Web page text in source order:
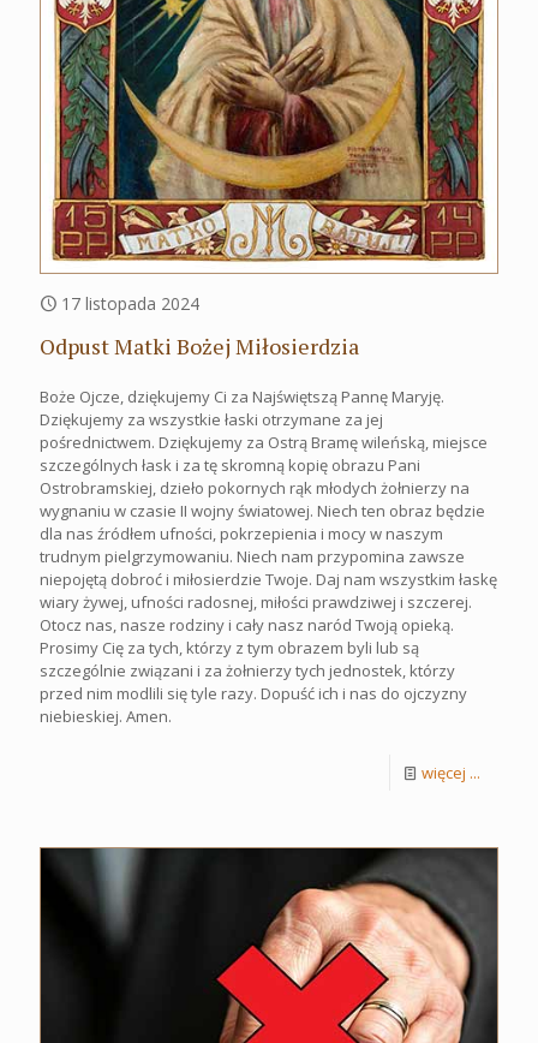
17 listopada 2024
Odpust Matki Bożej Miłosierdzia
Boże Ojcze, dziękujemy Ci za Najświętszą Pannę Maryję.
Dziękujemy za wszystkie łaski otrzymane za jej
pośrednictwem. Dziękujemy za Ostrą Bramę wileńską, miejsce
szczególnych łask i za tę skromną kopię obrazu Pani
Ostrobramskiej, dzieło pokornych rąk młodych żołnierzy na
wygnaniu w czasie II wojny światowej. Niech ten obraz będzie
dla nas źródłem ufności, pokrzepienia i mocy w naszym
trudnym pielgrzymowaniu. Niech nam przypomina zawsze
niepojętą dobroć i miłosierdzie Twoje. Daj nam wszystkim łaskę
wiary żywej, ufności radosnej, miłości prawdziwej i szczerej.
Otocz nas, nasze rodziny i cały nasz naród Twoją opieką.
Prosimy Cię za tych, którzy z tym obrazem byli lub są
szczególnie związani i za żołnierzy tych jednostek, którzy
przed nim modlili się tyle razy. Dopuść ich i nas do ojczyzny
niebieskiej. Amen.
więcej ...